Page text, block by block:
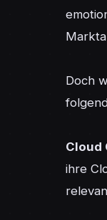
Doch
Cloud
ihre